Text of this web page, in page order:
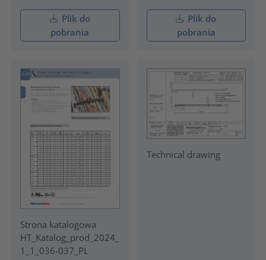
Plik do
pobrania
Plik do
pobrania
Strona katalogowa
HT_Katalog_prod_2024_
1_1_036-037_PL
Technical drawing